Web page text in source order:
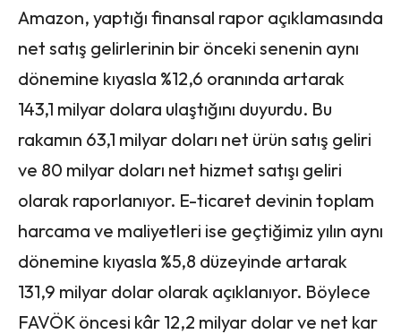
Amazon, yaptığı finansal rapor açıklamasında
net satış gelirlerinin bir önceki senenin aynı
dönemine kıyasla %12,6 oranında artarak
143,1 milyar dolara ulaştığını duyurdu. Bu
rakamın 63,1 milyar doları net ürün satış geliri
ve 80 milyar doları net hizmet satışı geliri
olarak raporlanıyor. E-ticaret devinin toplam
harcama ve maliyetleri ise geçtiğimiz yılın aynı
dönemine kıyasla %5,8 düzeyinde artarak
131,9 milyar dolar olarak açıklanıyor. Böylece
FAVÖK öncesi kâr 12,2 milyar dolar ve net kar